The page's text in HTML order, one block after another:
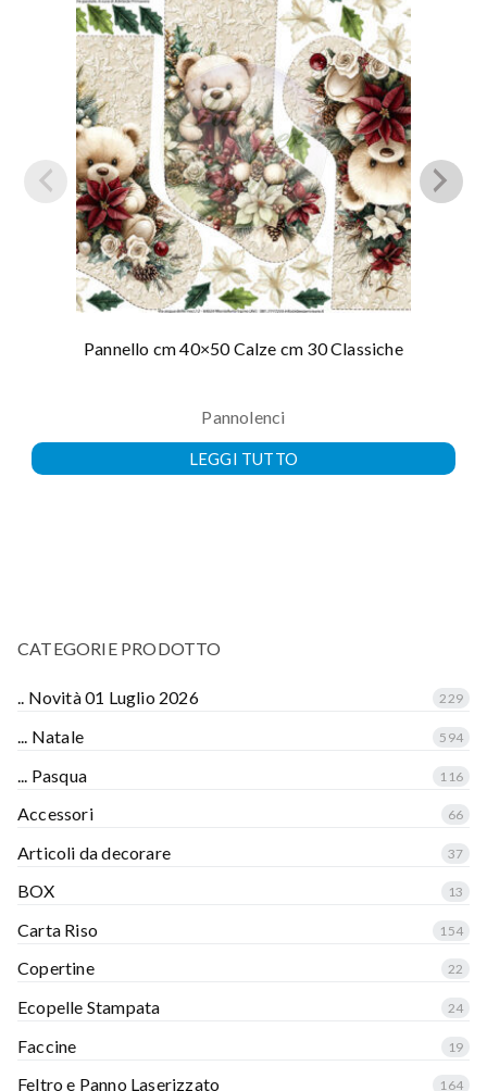
Pannello cm 40×50 Calze cm 30 Classiche
Pannolenci
LEGGI TUTTO
CATEGORIE PRODOTTO
.. Novità 01 Luglio 2026 229
... Natale 594
... Pasqua 116
Accessori 66
Articoli da decorare 37
BOX 13
Carta Riso 154
Copertine 22
Ecopelle Stampata 24
Faccine 19
Feltro e Panno Laserizzato 164